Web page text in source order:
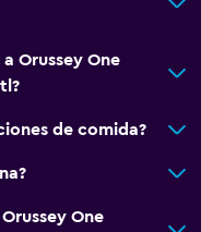
Orussey One
de comida?
One